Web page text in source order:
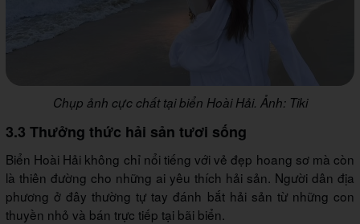
Chụp ảnh cực chất tại biển Hoài Hải. Ảnh: Tiki
3.3 Thưởng thức hải sản tươi sống
Biển Hoài Hải không chỉ nổi tiếng với vẻ đẹp hoang sơ mà còn
là thiên đường cho những ai yêu thích hải sản. Người dân địa
phương ở đây thường tự tay đánh bắt hải sản từ những con
thuyền nhỏ và bán trực tiếp tại bãi biển.